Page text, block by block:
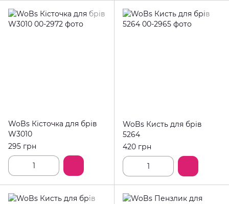
WoBs Кісточка для брів
W3010
295 грн
WoBs Кисть для брів
5264
420 грн